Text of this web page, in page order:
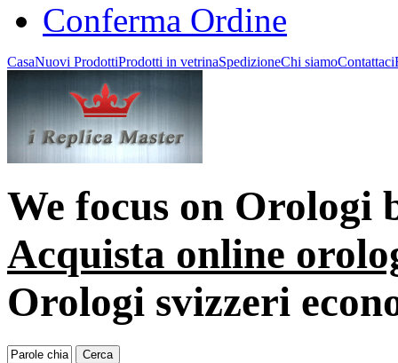
Conferma Ordine
CasaNuovi ProdottiProdotti in vetrinaSpedizioneChi siamoContattaci
We focus on Orologi
Acquista online
Orologi svizzeri